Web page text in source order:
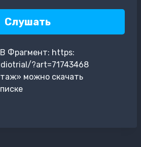
Слушать
Фрагмент: https:
?art=71743468
можно скачать